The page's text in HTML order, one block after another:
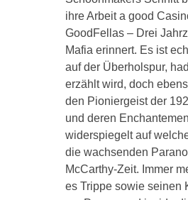
ihre Arbeit a good
GoodFellas – Drei
Mafia erinnert. Es ist
auf der Überholspur,
erzählt wird, doch
den Pioniergeist der
und deren
widerspiegelt auf
die wachsenden
McCarthy-Zeit. Immer
es Trippe sowie seinen